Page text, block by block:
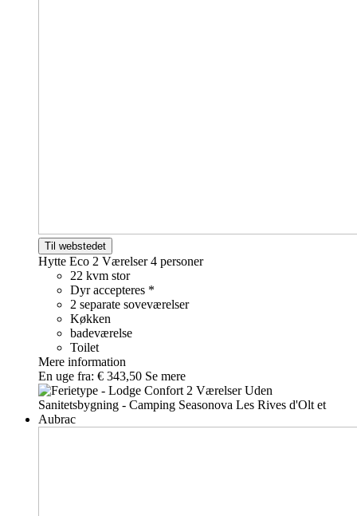
Til webstedet
Hytte Eco 2 Værelser4 personer
22 kvm stor
Dyr accepteres *
2 separate soveværelser
Køkken
badeværelse
Toilet
Mere information
En uge fra: € 343,50 Se mere